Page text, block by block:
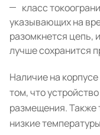
класс
указывающих на
разомкнется цепь,
лучше сохранится
Наличие на
том, что
размещения.
низкие